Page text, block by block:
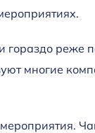
реже
многие